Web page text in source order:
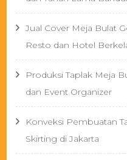
Jual Cover Meja Bulat
Resto dan Hotel
Produksi Taplak Meja
dan Event Organizer
Konveksi Pembuatan
Skirting di Jakarta